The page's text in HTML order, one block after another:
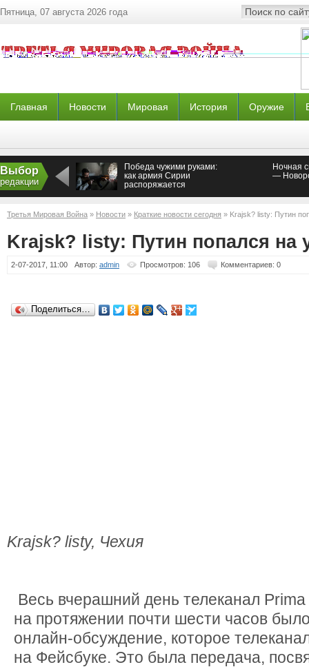
Пятница, 07 августа 2026 года
Главная Новости Мировая История Оружие
Выбор
редакции
Победа чужими руками:
как армия Сирии
распоряжается
Ночная
—
Третья Мировая Война » Новости » Краткие новости сегодня » Krajsk? listy: Путин
Krajsk? listy: Путин попался на
2-07-2017, 11:00 Автор: admin Просмотров: 106 Комментариев: 0
Поделиться…
Krajsk? listy, Чехия
Весь вчерашний день телеканал
на протяжении почти шести часов
онлайн-обсуждение, которое
на Фейсбуке. Это была передача,